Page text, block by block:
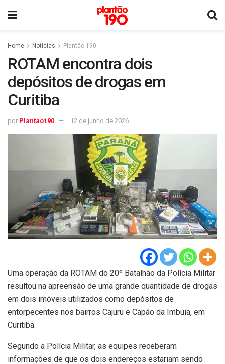
Home Notícias Plantão 190
ROTAM encontra dois
depósitos de drogas em
Curitiba
por Plantao190 12 de junho de 2026
Uma operação da ROTAM do 20º Batalhão da Polícia Militar
resultou na apreensão de uma grande quantidade de drogas
em dois imóveis utilizados como depósitos de
entorpecentes nos bairros Cajuru e Capão da Imbuia, em
Curitiba.
Segundo a Polícia Militar, as equipes receberam
informações de que os dois endereços estariam sendo